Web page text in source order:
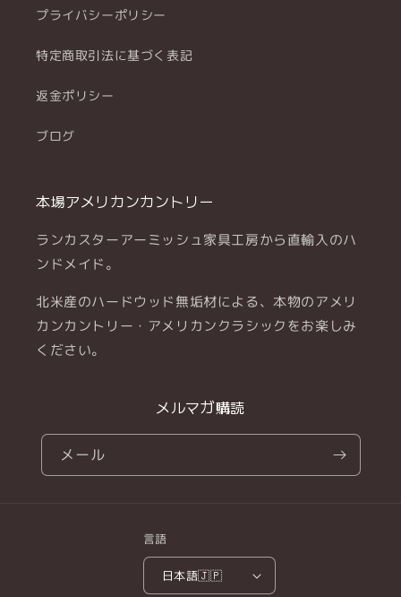
プライバシーポリシー
特定商取引法に基づく表記
返金ポリシー
ブログ
本場アメリカンカントリー
ランカスターアーミッシュ家具工房から直輸入のハ
ンドメイド。
北米産のハードウッド無垢材による、本物のアメリ
カンカントリー・アメリカンクラシックをお楽しみ
ください。
メルマガ購読
メール
言語
日本語🇯🇵